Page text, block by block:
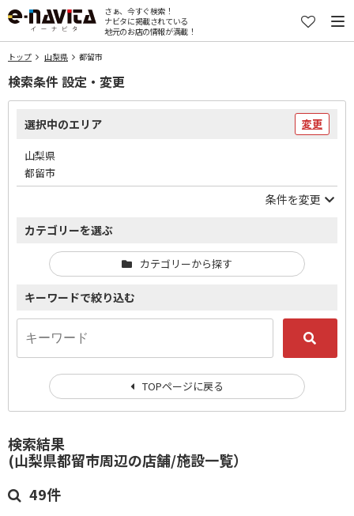
さぁ、今すぐ検索！
ナビタに掲載されている
地元のお店の情報が満載！
トップ 山梨県 都留市
検索結果
(山梨県都留市周辺の店舗/施設一覧）
49件
検索条件 設定・変更
選択中のエリア 変更
山梨県
都留市
条件を変更
カテゴリーを選ぶ
カテゴリーから探す
キーワードで絞り込む
TOPページに戻る